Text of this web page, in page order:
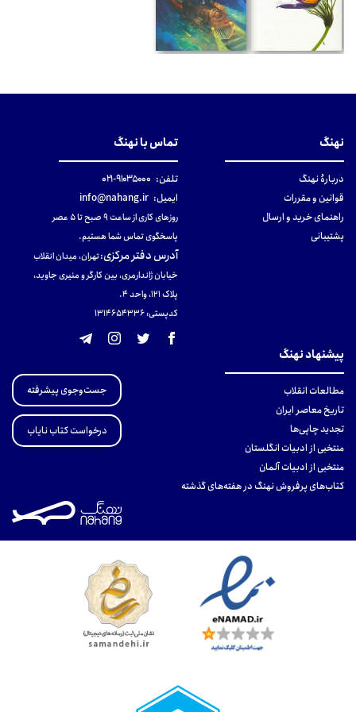
نهنگ
دربارهٔ نهنگ
قوانین و مقررات
راهنمای خرید و ارسال
پشتیبانی
تماس با نهنگ
تلفن: ۹۱۰۳۵۰۰۰-۰۲۱
ایمیل: info@nahang.ir
روزهای کاری از ساعت ۹ صبح تا ۵ عصر
پاسخگوی تماس شما هستیم.
آدرس دفتر مرکزی:تهران، میدان انقلاب
خیابان ژاندارمری، بین کارگر و منیری جاوید،
پلاک 121، واحد ۴.
کدپستی: 131465433۶
پیشنهاد نهنگ
مطالعات انقلاب
تاریخ معاصر ایران
تجدید چاپی‌ها
منتخبی از ادبیات انگلستان
منتخبی از ادبیات آلمان
کتاب‌های پرفروش نهنگ در هفته‌های گذشته
جست‌وجوی پیشرفته
درخواست کتاب نایاب